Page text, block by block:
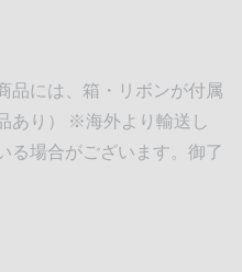
品には、箱・リボンが付属
あり） ※海外より輸送し
る場合がございます。御了